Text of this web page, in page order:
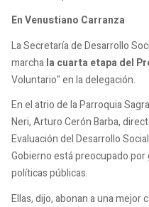
En Venustiano Carranza
La Secretaría de Desarrollo
marchala cuarta etapa del
Voluntario" en la delegación.
En el atrio de la Parroquia
Neri, Arturo Cerón Barba,
Evaluación del Desarrollo
Gobierno está preocupado
políticas públicas.
Ellas, dijo, abonan a una mejor